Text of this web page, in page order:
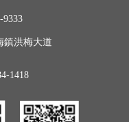
9333
鎮洪梅大道
1418